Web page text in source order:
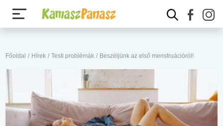
Főoldal / Hírek / Testi problémák / Beszéljünk az első menstruációról!